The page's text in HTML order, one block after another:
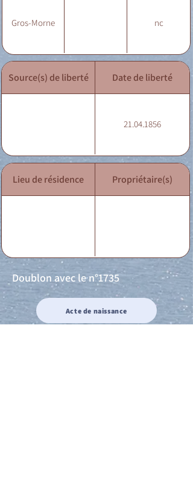
Gros-Morne nc
Source(s) de liberté Date de liberté
21.04.1856
Lieu de résidence Propriétaire(s)
Doublon avec le n°1735
Acte de naissance